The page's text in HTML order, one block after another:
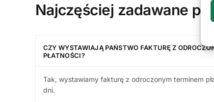
Najczęściej zadawane
CZY WYSTAWIAJĄ PAŃSTWO FAKTURĘ Z
PŁATNOŚCI?
Tak, wystawiamy fakturę z odroczonym terminem
dni.